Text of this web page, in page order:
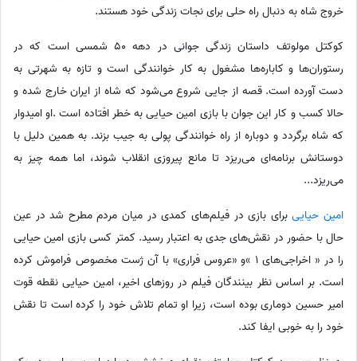
خروج شاه به دنبال راه حلی برای نجات زندگی خود هستند.
کوکتل مولوتف داستان زندگی جوانی در دهه 50 شمسی است که در
رستوران‌ها و کاباره‌ها مشغول به کار خوانندگی است و تازه به شهرتی به
دست آورده است. قصه از جایی شروع می‌شود که شاه از ایران خارج شده و
حالا کسب و کار این جوان با بازی امین حیایی به خطر افتاده است .او امیدوار
که شاه برگردد و دوباره از راه خوانندگی پولی به جیب بزند. به همین دلیل با
دوستانش برنامه‌ای می‌ریزد تا مانع پیروزی انقلاب شوند، اما همه چیز به
می‌ریزد...
امین حیاییبرای بازی در فیلم‌های کمدی در میان مردم مطرح شد در عین
حال با حضور در نقش‌های جدی به اعتبار رسید. کمتر کسی بازی امین حیایی
را در « اخراجی‌های 1 »و «عروس فراری» با آن ژست مخصوص فراموش کرده
است. بر اساس نظر بینندگان فیلم در روز‌های اخیر، امین حیایی نقطه قوت
امیر حسین دوماری بوده است، زیرا او تمام تلاش خود را کرده است تا نقش
خود را به خوبی ایفا کند.